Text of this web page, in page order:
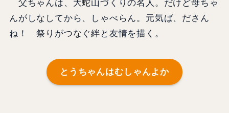
父ちゃんは、大蛇山づくりの名人。だけど母ちゃ
んがしなしてから、しゃべらん。元気ば、ださん
ね！ 祭りがつなぐ絆と友情を描く。
とうちゃんはむしゃんよか